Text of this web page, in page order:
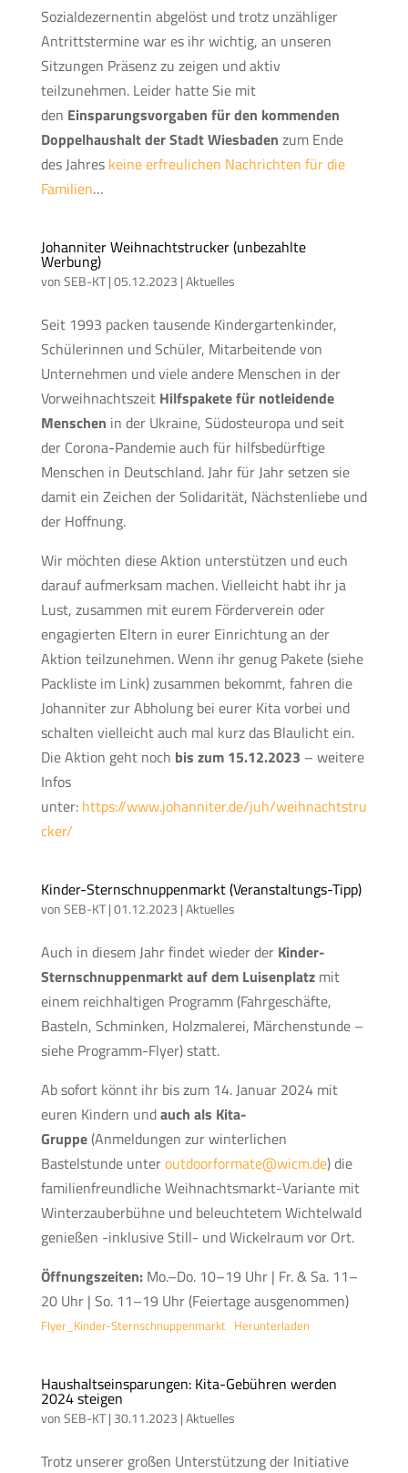
Sozialdezernentin abgelöst und trotz unzähliger
Antrittstermine war es ihr wichtig, an unseren
Sitzungen Präsenz zu zeigen und aktiv
teilzunehmen. Leider hatte Sie mit
den Einsparungsvorgaben für den kommenden
Doppelhaushalt der Stadt Wiesbaden zum Ende
des Jahres keine erfreulichen Nachrichten für die
Familien…
Johanniter Weihnachtstrucker (unbezahlte
Werbung)
vonSEB-KT|05.12.2023 |Aktuelles
Seit 1993 packen tausende Kindergartenkinder,
Schülerinnen und Schüler, Mitarbeitende von
Unternehmen und viele andere Menschen in der
Vorweihnachtszeit Hilfspakete für notleidende
Menschen in der Ukraine, Südosteuropa und seit
der Corona-Pandemie auch für hilfsbedürftige
Menschen in Deutschland. Jahr für Jahr setzen sie
damit ein Zeichen der Solidarität, Nächstenliebe und
der Hoffnung.
Wir möchten diese Aktion unterstützen und euch
darauf aufmerksam machen. Vielleicht habt ihr ja
Lust, zusammen mit eurem Förderverein oder
engagierten Eltern in eurer Einrichtung an der
Aktion teilzunehmen. Wenn ihr genug Pakete (siehe
Packliste im Link) zusammen bekommt, fahren die
Johanniter zur Abholung bei eurer Kita vorbei und
schalten vielleicht auch mal kurz das Blaulicht ein.
Die Aktion geht noch bis zum 15.12.2023 – weitere
Infos
unter: https://www.johanniter.de/juh/weihnachtstru
cker/
Kinder-Sternschnuppenmarkt (Veranstaltungs-Tipp)
vonSEB-KT|01.12.2023 |Aktuelles
Auch in diesem Jahr findet wieder der Kinder-
Sternschnuppenmarkt auf dem Luisenplatzmit
einem reichhaltigen Programm (Fahrgeschäfte,
Basteln, Schminken, Holzmalerei, Märchenstunde –
siehe Programm-Flyer) statt.
Ab sofort könnt ihr bis zum 14. Januar 2024 mit
euren Kindern undauch als Kita-
Gruppe(Anmeldungen zur winterlichen
Bastelstunde unteroutdoorformate@wicm.de) die
familienfreundliche Weihnachtsmarkt-Variante mit
Winterzauberbühne und beleuchtetem Wichtelwald
genießen -inklusive Still- und Wickelraum vor Ort.
Öffnungszeiten:Mo.–Do. 10–19 Uhr | Fr. & Sa. 11–
20 Uhr | So. 11–19 Uhr (Feiertage ausgenommen)
Flyer_Kinder-Sternschnuppenmarkt Herunterladen
Haushaltseinsparungen: Kita-Gebühren werden
2024 steigen
vonSEB-KT| 30.11.2023 |Aktuelles
Trotz unserer großen Unterstützung der Initiative